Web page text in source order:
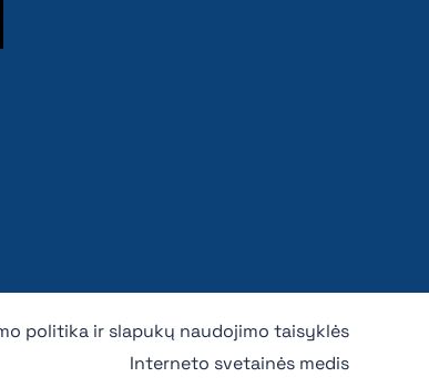
politika ir slapukų naudojimo taisyklės
Interneto svetainės medis